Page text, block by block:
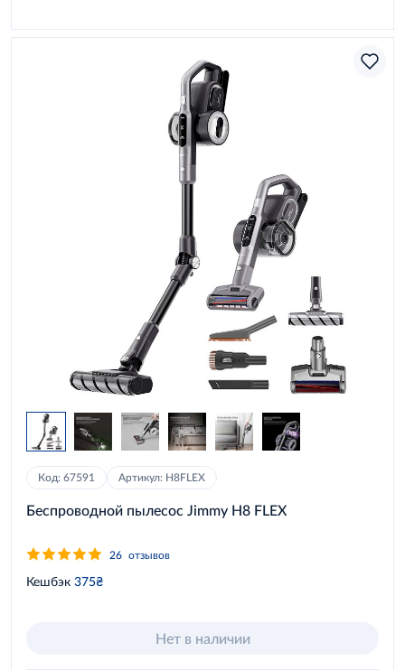
Код: 67591 Артикул: H8FLEX
Беспроводной пылесос Jimmy H8 FLEX
26 отзывов
Кешбэк 375₴
Нет в наличии